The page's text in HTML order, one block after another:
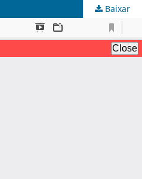
Baixar